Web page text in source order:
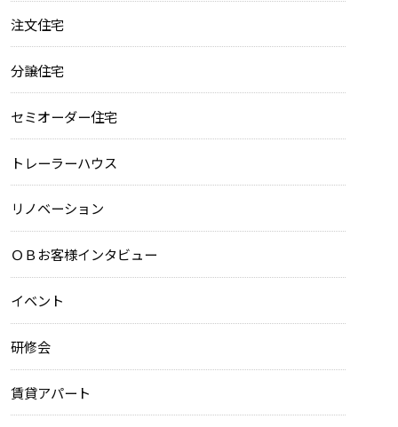
注文住宅
分譲住宅
セミオーダー住宅
トレーラーハウス
リノベーション
ＯＢお客様インタビュー
イベント
研修会
賃貸アパート